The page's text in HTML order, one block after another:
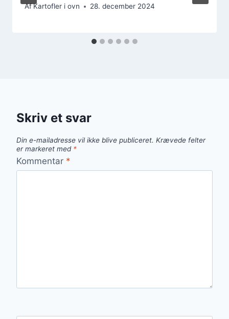
AfKartofler i ovn 28. december 2024
Skriv et svar
Din e-mailadresse vil ikke blive publiceret. Krævede felter
er markeret med *
Kommentar *